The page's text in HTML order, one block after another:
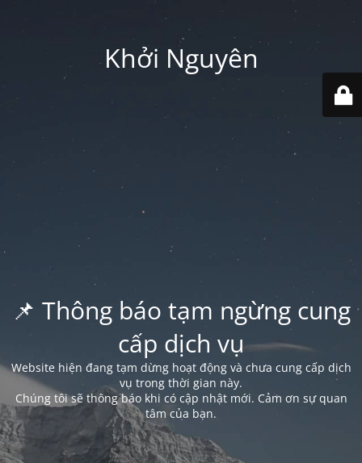
Khởi Nguyên
📌 Thông báo tạm ngừng cung
cấp dịch vụ
Website hiện đang tạm dừng hoạt động và chưa cung cấp dịch
vụ trong thời gian này.
Chúng tôi sẽ thông báo khi có cập nhật mới. Cảm ơn sự quan
tâm của bạn.